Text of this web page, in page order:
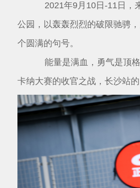
2021年9月10日-11日，
公园，以轰轰烈烈的破限驰骋
个圆满的句号。
能量是满血，勇气是顶
卡纳大赛的收官之战，长沙站